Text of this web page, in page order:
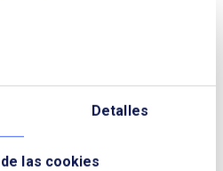
Detalles
las cookies